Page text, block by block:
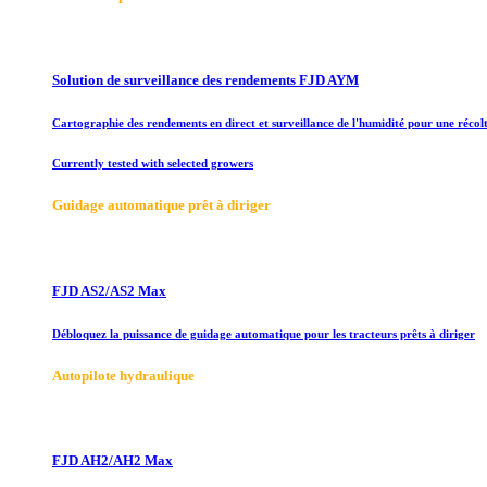
Solution de surveillance des rendements FJD AYM
Cartographie des rendements en direct et surveillance de l'humidité pour une
Currently tested with selected growers
Guidage automatique prêt à diriger
FJD AS2/AS2 Max
Débloquez la puissance de guidage automatique pour les tracteurs prêts à diriger
Autopilote hydraulique
FJD AH2/AH2 Max